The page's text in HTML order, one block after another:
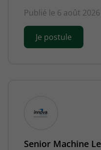
Publié le 6 août 2026
Je postule
Senior Machine